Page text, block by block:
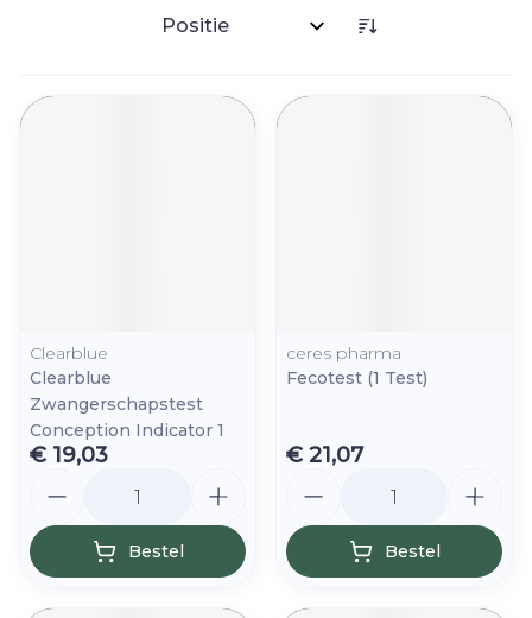
Sorteer op:
Clearblue
Clearblue
Zwangerschapstest
Conception Indicator 1
€ 19,03
Bestel
ceres pharma
Fecotest (1 Test)
€ 21,07
Bestel